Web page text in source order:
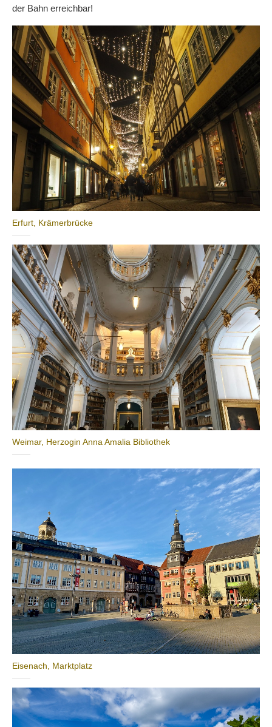
der Bahn erreichbar!
Erfurt, Krämerbrücke
Weimar, Herzogin Anna Amalia Bibliothek
Eisenach, Marktplatz